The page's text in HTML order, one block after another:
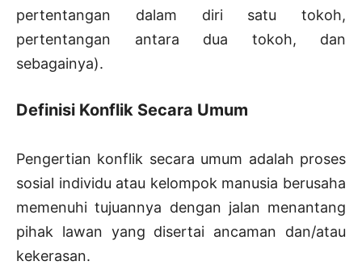
pertentangan dalam diri satu tokoh,
pertentangan antara dua tokoh, dan
sebagainya).
Definisi Konflik Secara Umum
Pengertian konflik secara umum adalah proses
sosial individu atau kelompok manusia berusaha
memenuhi tujuannya dengan jalan menantang
pihak lawan yang disertai ancaman dan/atau
kekerasan.